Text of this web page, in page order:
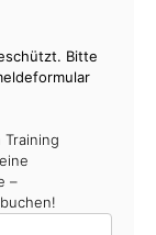
Bitte
–